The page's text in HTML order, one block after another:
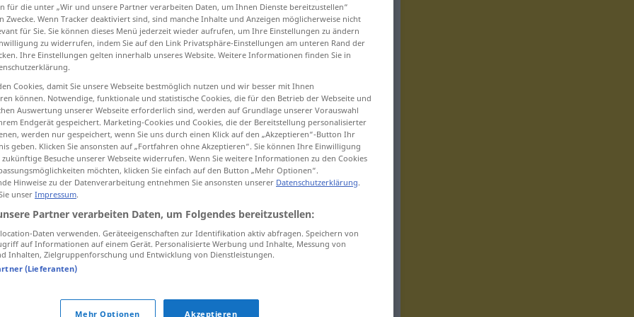
> UMG
vertrackt
eine vertrackteGeschichte
für "vertrackt"
geprüft)
für die unter „Wir und unsere Partner verarbeiten Daten, um Ihnen Dienste bereitzustellen“
Zwecke. Wenn Tracker deaktiviert sind, sind manche Inhalte und Anzeigen möglicherweise nicht
für Sie. Sie können dieses Menü jederzeit wieder aufrufen, um Ihre Einstellungen zu ändern
zu widerrufen, indem Sie auf den Link Privatsphäre-Einstellungen am unteren Rand der
Ihre Einstellungen gelten innerhalb unseres Website. Weitere Informationen finden Sie in
Cookies, damit Sie unsere Webseite bestmöglich nutzen und wir besser mit Ihnen
können. Notwendige, funktionale und statistische Cookies, die für den Betrieb der Webseite und
Auswertung unserer Webseite erforderlich sind, werden auf Grundlage unserer Vorauswahl
Endgerät gespeichert. Marketing-Cookies und Cookies, die der Bereitstellung personalisierter
werden nur gespeichert, wenn Sie uns durch einen Klick auf den „Akzeptieren“-Button Ihr
geben. Klicken Sie ansonsten auf „Fortfahren ohne Akzeptieren“. Sie können Ihre Einwilligung
Besuche unserer Webseite widerrufen. Wenn Sie weitere Informationen zu den Cookies
möchten, klicken Sie einfach auf den Button „Mehr Optionen“.
Hinweise zu der Datenverarbeitung entnehmen Sie ansonsten unserer Datenschutzerklärung.
unser Impressum.
Partner verarbeiten Daten, um Folgendes bereitzustellen:
Daten verwenden. Geräteeigenschaften zur Identifikation aktiv abfragen. Speichern von
auf Informationen auf einem Gerät. Personalisierte Werbung und Inhalte, Messung von
Inhalten, Zielgruppenforschung und Entwicklung von Dienstleistungen.
(Lieferanten)
Mehr Optionen Akzeptieren